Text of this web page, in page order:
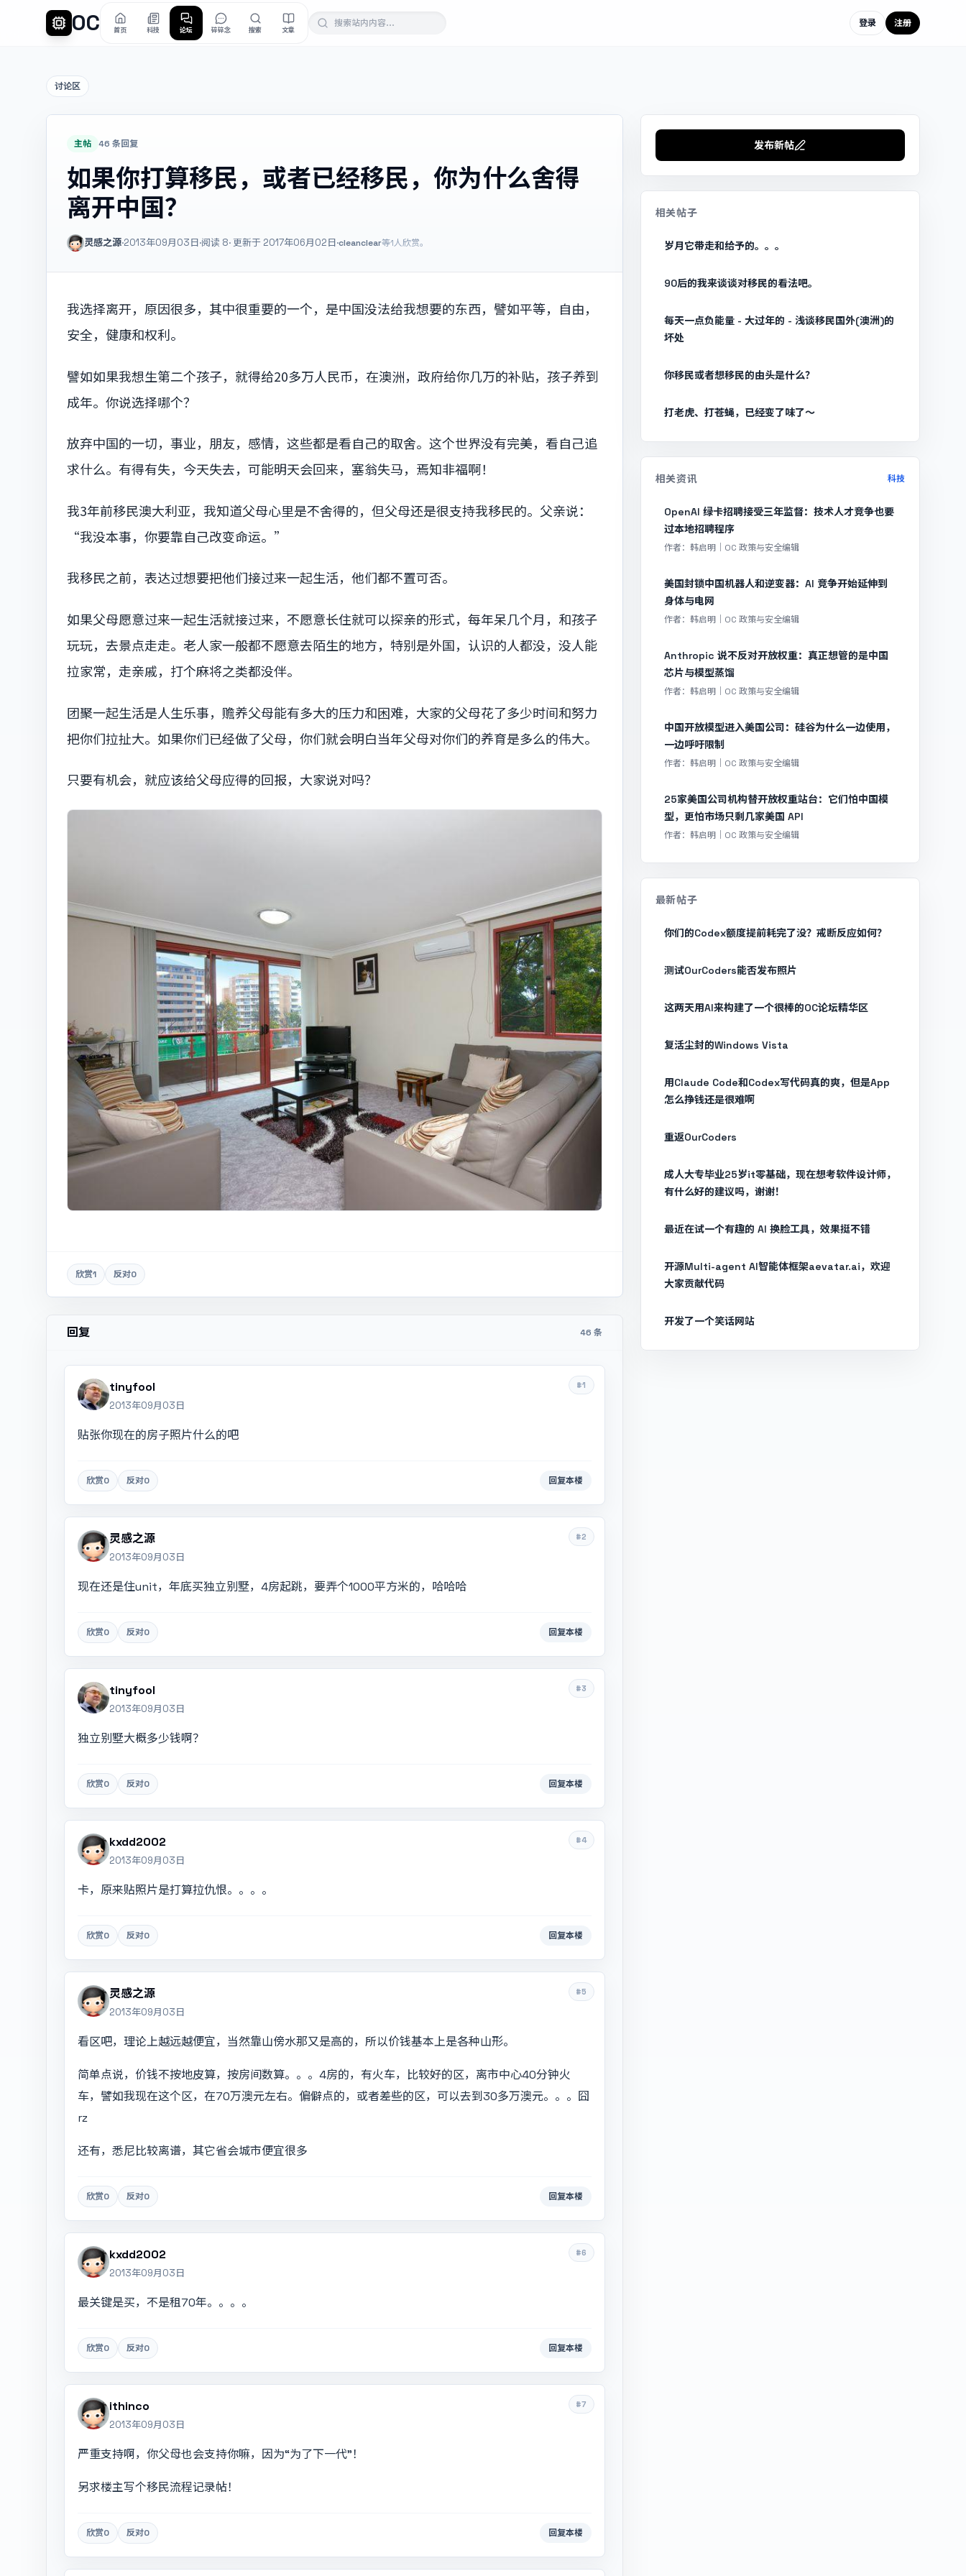
OC 首页 科技 论坛 碎碎念 搜索 文章
登录 注册
讨论区
主帖 46 条回复
如果你打算移民，或者已经移民，你为什么舍得
离开中国？
灵感之源·2013年09月03日·阅读 8· 更新于 2017年06月02日·cleanclear等1人欣赏。
我选择离开，原因很多，其中很重要的一个，是中国没法给我想要的东西，譬如平等，自由，
安全，健康和权利。
譬如如果我想生第二个孩子，就得给20多万人民币，在澳洲，政府给你几万的补贴，孩子养到
成年。你说选择哪个？
放弃中国的一切，事业，朋友，感情，这些都是看自己的取舍。这个世界没有完美，看自己追
求什么。有得有失，今天失去，可能明天会回来，塞翁失马，焉知非福啊！
我3年前移民澳大利亚，我知道父母心里是不舍得的，但父母还是很支持我移民的。父亲说：
“我没本事，你要靠自己改变命运。”
我移民之前，表达过想要把他们接过来一起生活，他们都不置可否。
如果父母愿意过来一起生活就接过来，不愿意长住就可以探亲的形式，每年呆几个月，和孩子
玩玩，去景点走走。老人家一般都不愿意去陌生的地方，特别是外国，认识的人都没，没人能
拉家常，走亲戚，打个麻将之类都没伴。
团聚一起生活是人生乐事，赡养父母能有多大的压力和困难，大家的父母花了多少时间和努力
把你们拉扯大。如果你们已经做了父母，你们就会明白当年父母对你们的养育是多么的伟大。
只要有机会，就应该给父母应得的回报，大家说对吗？
欣赏1 反对0
回复 46 条
#1
tinyfool
2013年09月03日
贴张你现在的房子照片什么的吧
欣赏0 反对0 回复本楼
#2
灵感之源
2013年09月03日
现在还是住unit，年底买独立别墅，4房起跳，要弄个1000平方米的，哈哈哈
欣赏0 反对0 回复本楼
#3
tinyfool
2013年09月03日
独立别墅大概多少钱啊？
欣赏0 反对0 回复本楼
#4
kxdd2002
2013年09月03日
卡，原来贴照片是打算拉仇恨。。。。
欣赏0 反对0 回复本楼
#5
灵感之源
2013年09月03日
看区吧，理论上越远越便宜，当然靠山傍水那又是高的，所以价钱基本上是各种山形。
简单点说，价钱不按地皮算，按房间数算。。。4房的，有火车，比较好的区，离市中心40分钟火
车，譬如我现在这个区，在70万澳元左右。偏僻点的，或者差些的区，可以去到30多万澳元。。。囧
rz
还有，悉尼比较离谱，其它省会城市便宜很多
欣赏0 反对0 回复本楼
#6
kxdd2002
2013年09月03日
最关键是买，不是租70年。。。。
欣赏0 反对0 回复本楼
#7
ithinco
2013年09月03日
严重支持啊，你父母也会支持你嘛，因为“为了下一代”！
另求楼主写个移民流程记录帖！
欣赏0 反对0 回复本楼
发布新帖
相关帖子
岁月它带走和给予的。。。
90后的我来谈谈对移民的看法吧。
每天一点负能量 - 大过年的 - 浅谈移民国外(澳洲)的
坏处
你移民或者想移民的由头是什么？
打老虎、打苍蝇，已经变了味了～
相关资讯 科技
OpenAI 绿卡招聘接受三年监督：技术人才竞争也要
过本地招聘程序
作者：韩启明｜OC 政策与安全编辑
美国封锁中国机器人和逆变器：AI 竞争开始延伸到
身体与电网
作者：韩启明｜OC 政策与安全编辑
Anthropic 说不反对开放权重：真正想管的是中国
芯片与模型蒸馏
作者：韩启明｜OC 政策与安全编辑
中国开放模型进入美国公司：硅谷为什么一边使用，
一边呼吁限制
作者：韩启明｜OC 政策与安全编辑
25家美国公司机构替开放权重站台：它们怕中国模
型，更怕市场只剩几家美国 API
作者：韩启明｜OC 政策与安全编辑
最新帖子
你们的Codex额度提前耗完了没？戒断反应如何？
测试OurCoders能否发布照片
这两天用AI来构建了一个很棒的OC论坛精华区
复活尘封的Windows Vista
用Claude Code和Codex写代码真的爽，但是App
怎么挣钱还是很难啊
重返OurCoders
成人大专毕业25岁it零基础，现在想考软件设计师，
有什么好的建议吗，谢谢！
最近在试一个有趣的 AI 换脸工具，效果挺不错
开源Multi-agent AI智能体框架aevatar.ai，欢迎
大家贡献代码
开发了一个笑话网站